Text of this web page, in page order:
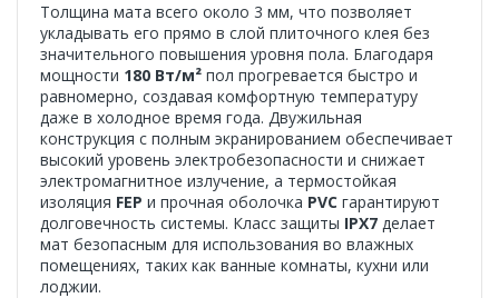
Толщина мата всего около 3 мм, что позволяет
укладывать его прямо в слой плиточного клея без
значительного повышения уровня пола. Благодаря
мощности 180 Вт/м² пол прогревается быстро и
равномерно, создавая комфортную температуру
даже в холодное время года. Двужильная
конструкция с полным экранированием обеспечивает
высокий уровень электробезопасности и снижает
электромагнитное излучение, а термостойкая
изоляция FEP и прочная оболочка PVC гарантируют
долговечность системы. Класс защиты IPX7 делает
мат безопасным для использования во влажных
помещениях, таких как ванные комнаты, кухни или
лоджии.